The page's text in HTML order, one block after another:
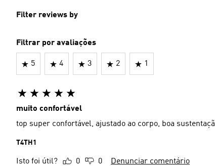
Filter reviews by
Filtrar por avaliações
5 4 3 2 1
muito confortável
T4TH1
Isto foi útil? 0 0 Denunciar comentário